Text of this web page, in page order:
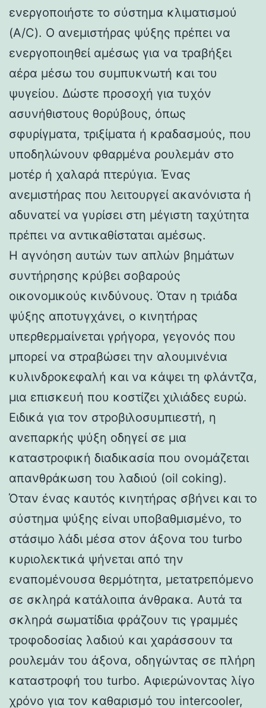
ενεργοποιήστε το σύστημα κλιματισμού
(A/C). Ο ανεμιστήρας ψύξης πρέπει να
ενεργοποιηθεί αμέσως για να τραβήξει
αέρα μέσω του συμπυκνωτή και του
ψυγείου. Δώστε προσοχή για τυχόν
ασυνήθιστους θορύβους, όπως
σφυρίγματα, τριξίματα ή κραδασμούς, που
υποδηλώνουν φθαρμένα ρουλεμάν στο
μοτέρ ή χαλαρά πτερύγια. Ένας
ανεμιστήρας που λειτουργεί ακανόνιστα ή
αδυνατεί να γυρίσει στη μέγιστη ταχύτητα
πρέπει να αντικαθίσταται αμέσως.
Η αγνόηση αυτών των απλών βημάτων
συντήρησης κρύβει σοβαρούς
οικονομικούς κινδύνους. Όταν η τριάδα
ψύξης αποτυγχάνει, ο κινητήρας
υπερθερμαίνεται γρήγορα, γεγονός που
μπορεί να στραβώσει την αλουμινένια
κυλινδροκεφαλή και να κάψει τη φλάντζα,
μια επισκευή που κοστίζει χιλιάδες ευρώ.
Ειδικά για τον στροβιλοσυμπιεστή, η
ανεπαρκής ψύξη οδηγεί σε μια
καταστροφική διαδικασία που ονομάζεται
απανθράκωση του λαδιού (oil coking).
Όταν ένας καυτός κινητήρας σβήνει και το
σύστημα ψύξης είναι υποβαθμισμένο, το
στάσιμο λάδι μέσα στον άξονα του turbo
κυριολεκτικά ψήνεται από την
εναπομένουσα θερμότητα, μετατρεπόμενο
σε σκληρά κατάλοιπα άνθρακα. Αυτά τα
σκληρά σωματίδια φράζουν τις γραμμές
τροφοδοσίας λαδιού και χαράσσουν τα
ρουλεμάν του άξονα, οδηγώντας σε πλήρη
καταστροφή του turbo. Αφιερώνοντας λίγο
χρόνο για τον καθαρισμό του intercooler,